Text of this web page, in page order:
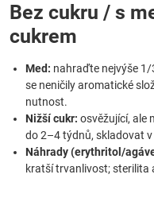
Bez cukru / s
cukrem
Med: nahraďte nejvýše 1/
se neničily aromatické
nutnost.
Nižší cukr: osvěžující, ale
do 2–4 týdnů, skladovat v
Náhrady (erythritol/
kratší trvanlivost; sterilita